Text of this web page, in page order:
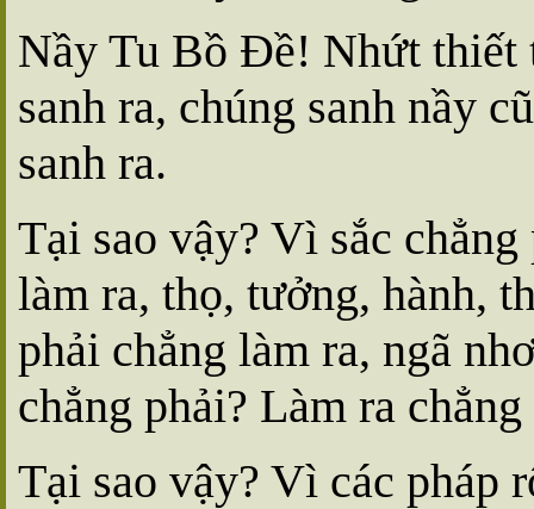
Nầy Tu Bồ Ðề! Nhứt thiết
sanh ra, chúng sanh nầy
sanh ra.
Tại sao vậy? Vì sắc
làm ra, thọ, tưởng, hành,
phải chẳng làm ra, ngã
chẳng phải? Làm ra
Tại sao vậy? Vì các pháp